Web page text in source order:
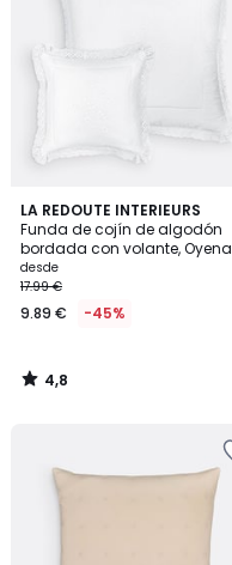
LA REDOUTE INTERIEURS
Funda de cojín de algodón
bordada con volante, Oyena
desde
17.99 €
9.89 € -45%
4,8
/ 5
4,8
/